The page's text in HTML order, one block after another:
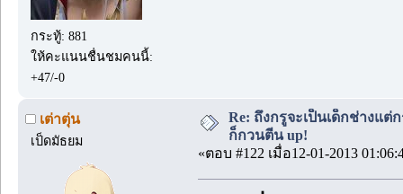
กระทู้: 881
ให้คะแนนชื่นชมคนนี้:
+47/-0
เต่าตุ่น
เป็ดมัธยม
Re: ถึงกรูจะเป็นเด็กช่างแ
ก็กวนตีน up!
«ตอบ #122 เมื่อ12-01-2013